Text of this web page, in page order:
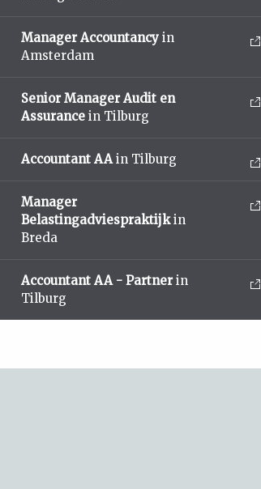
Manager Accountancy in
Amsterdam
Senior Manager Audit en
Assurance in Tilburg
Accountant AAin Tilburg
Manager
Belastingadviespraktijkin
Breda
Accountant AA - Partner in
Tilburg